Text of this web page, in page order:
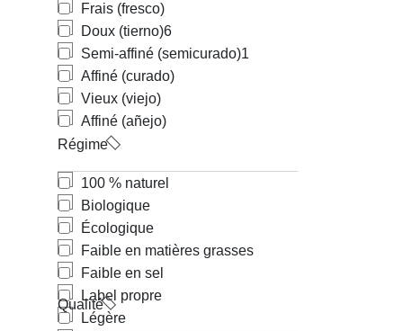
Frais (fresco)
Doux (tierno)6
Semi-affiné (semicurado)1
Affiné (curado)
Vieux (viejo)
Affiné (añejo)
Régime
100 % naturel
Biologique
Écologique
Faible en matières grasses
Faible en sel
Label propre
Légère
Qualité